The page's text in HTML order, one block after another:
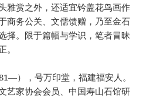
雅赏之外，还适宜钤盖花鸟画作
商务公关、文儒馈赠，乃至金石
择。限于篇幅与学识，笔者冒昧
），号万印堂，福建福安人。
艺家协会会员、中国寿山石馆研